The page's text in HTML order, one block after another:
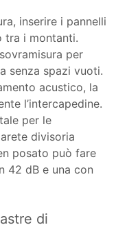
inserire i pannelli
tra i montanti.
per
senza spazi vuoti.
acustico, la
l’intercapedine.
per le
divisoria
posato può fare
42 dB e una con
di